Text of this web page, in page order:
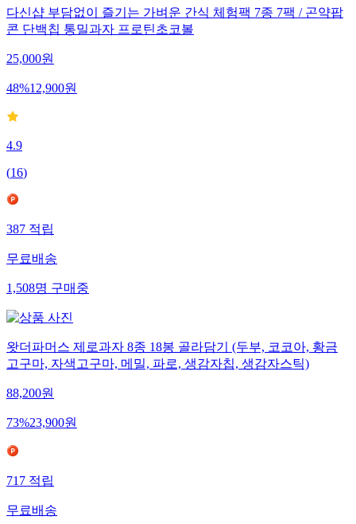
다신샵 부담없이 즐기는 가벼운 간식 체험팩 7종 7팩 / 곤약팝
콘 단백칩 통밀과자 프로틴초코볼
25,000원
48%12,900원
4.9
(16)
387적립
무료배송
1,508명구매중
왓더파머스 제로과자 8종 18봉 골라담기 (두부, 코코아, 황금
고구마, 자색고구마, 메밀, 파로, 생감자칩, 생감자스틱)
88,200원
73%23,900원
717적립
무료배송